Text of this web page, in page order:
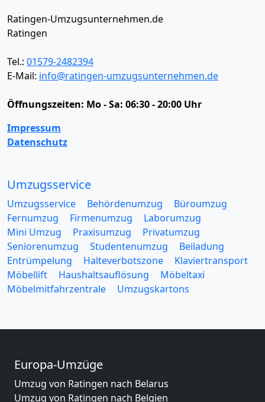
Ratingen-Umzugsunternehmen.de
Ratingen
Tel.: 01579-2482394
E-Mail: info@ratingen-umzugsunternehmen.de
Öffnungszeiten: Mo - Sa: 06:30 - 20:00 Uhr
Impressum
Datenschutz
Umzugsservice
Umzugsservice Behördenumzug
Büroumzug
Fernumzug
Firmenumzug
Laborumzug
Mini Umzug
Praxisumzug
Privatumzug
Seniorenumzug
Studentenumzug
Beiladung
Entrümpelung
Halteverbotszone
Klaviertransport
Möbellift
Haushaltsauflösung
Möbeltaxi
Möbelmitfahrzentrale
Umzugskartons
Europa-Umzüge
Umzug von Ratingen nach Belarus
Umzug von Ratingen nach Belgien